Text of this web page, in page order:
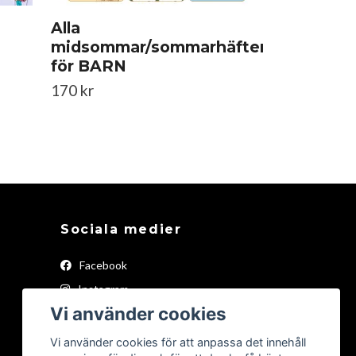
Alla
midsommar/sommarhäften
för BARN
170 kr
Sociala medier
Facebook
Instagram
YouTube
Pinterest
Vi använder cookies
Vi använder cookies för att anpassa det innehåll